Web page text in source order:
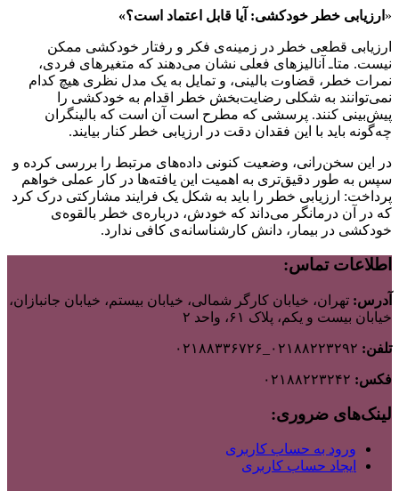
« ارزیابی خطر خودکشی: آیا قابل اعتماد است؟»
ارزیابی قطعی خطر در زمینه‌ی فکر و رفتار خودکشی ممکن
نیست. متاـ آنالیزهای فعلی نشان می‌دهند که متغیرهای فردی،
نمرات خطر، قضاوت بالینی، و تمایل به یک مدل نظری هیچ کدام
نمی‌توانند به شکلی رضایت‌بخش خطر اقدام به خودکشی را
پیش‌بینی کنند. پرسشی که مطرح است آن است که بالینگران
چه‌گونه باید با این فقدان دقت در ارزیابی خطر کنار بیایند.
در این سخن‌رانی، وضعیت کنونی داده‌های مرتبط را بررسی کرده و
سپس به طور دقیق‌تری به اهمیت این یافته‌ها در کار عملی خواهم
پرداخت: ارزیابی خطر را باید به شکل یک فرایند مشارکتی درک کرد
که در آن درمانگر می‌داند که خودش، درباره‌ی خطر بالقوه‌ی
خودکشی در بیمار، دانش کارشناسانه‌ی کافی ندارد.
اطلاعات تماس:
آدرس: تهران، خیابان کارگر شمالی، خیابان بیستم، خیابان جانبازان،
خیابان بیست و یکم، پلاک ۶۱، واحد ۲
تلفن:
فکس:
لینک‌های ضروری:
ورود به حساب کاربری
ایجاد حساب کاربری